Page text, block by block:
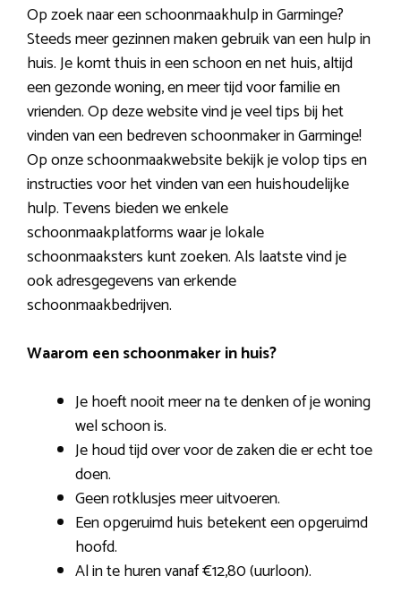
Op zoek naar een schoonmaakhulp in Garminge?
Steeds meer gezinnen maken gebruik van een hulp in
huis. Je komt thuis in een schoon en net huis, altijd
een gezonde woning, en meer tijd voor familie en
vrienden. Op deze website vind je veel tips bij het
vinden van een bedreven schoonmaker in Garminge!
Op onze schoonmaakwebsite bekijk je volop tips en
instructies voor het vinden van een huishoudelijke
hulp. Tevens bieden we enkele
schoonmaakplatforms waar je lokale
schoonmaaksters kunt zoeken. Als laatste vind je
ook adresgegevens van erkende
schoonmaakbedrijven.
Waarom een schoonmaker in huis?
Je hoeft nooit meer na te denken of je woning
wel schoon is.
Je houd tijd over voor de zaken die er echt toe
doen.
Geen rotklusjes meer uitvoeren.
Een opgeruimd huis betekent een opgeruimd
hoofd.
Al in te huren vanaf €12,80 (uurloon).